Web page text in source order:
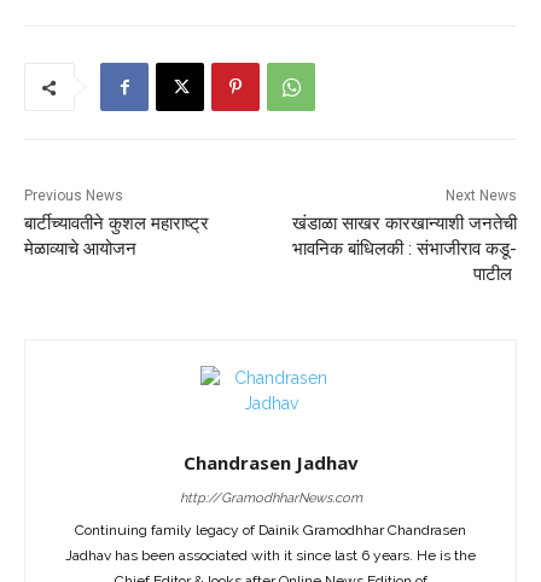
Previous News
बार्टीच्यावतीने कुशल महाराष्ट्र
मेळाव्याचे आयोजन
Next News
खंडाळा साखर कारखान्याशी जनतेची
भावनिक बांधिलकी : संभाजीराव कडू-
पाटील
Chandrasen Jadhav
http://GramodhharNews.com
Continuing family legacy of Dainik Gramodhhar Chandrasen
Jadhav has been associated with it since last 6 years. He is the